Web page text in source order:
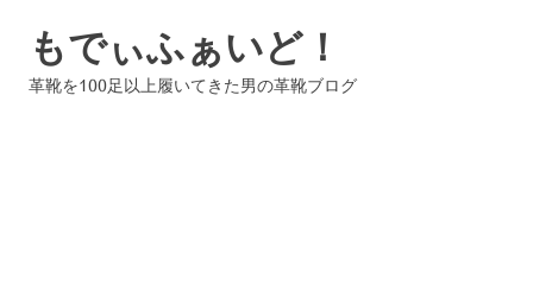
もでぃふぁいど！
革靴を100足以上履いてきた男の革靴ブログ